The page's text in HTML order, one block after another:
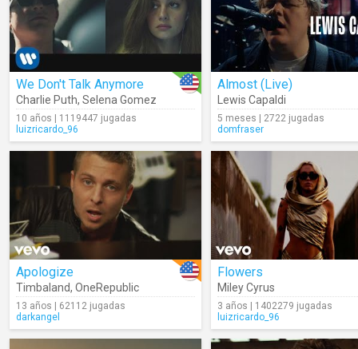
We Don't Talk Anymore
Charlie Puth, Selena Gomez
10 años | 1119447 jugadas
luizricardo_96
Almost (Live)
Lewis Capaldi
5 meses | 2722 jugadas
domfraser
Apologize
Timbaland, OneRepublic
13 años | 62112 jugadas
darkangel
Flowers
Miley Cyrus
3 años | 1402279 jugadas
luizricardo_96